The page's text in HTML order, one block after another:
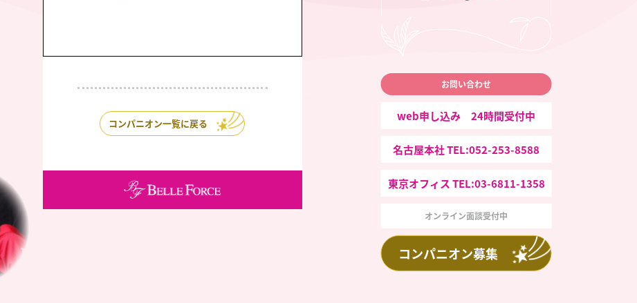
お問い合わせ
web申し込み 24時間受付中
名古屋本社 TEL:052-253-8588
東京オフィス TEL:03-6811-1358
オンライン面談受付中
コンパニオン募集
コンパニオン一覧に戻る